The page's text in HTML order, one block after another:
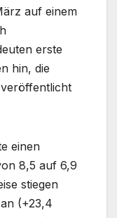
auf einem
erste
hin, die
einen
8,5 auf 6,9
stiegen
(+23,4